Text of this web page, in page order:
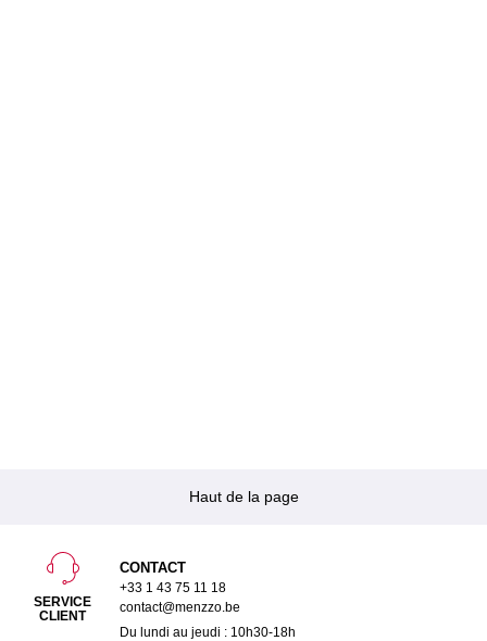
Haut de la page
SERVICE
CLIENT
CONTACT
+33 1 43 75 11 18
contact@menzzo.be
Du lundi au jeudi : 10h30-18h